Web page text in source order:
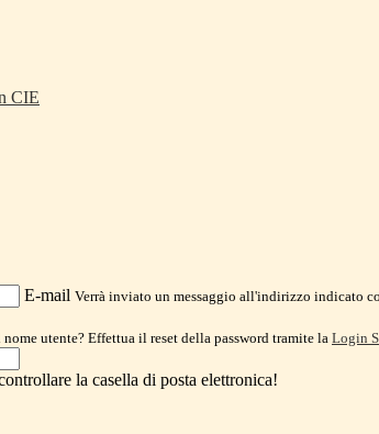
CIE
E-mail Verrà inviato un messaggio all'indirizzo indicato
utente? Effettua il reset della password tramite la Login
la casella di posta elettronica!